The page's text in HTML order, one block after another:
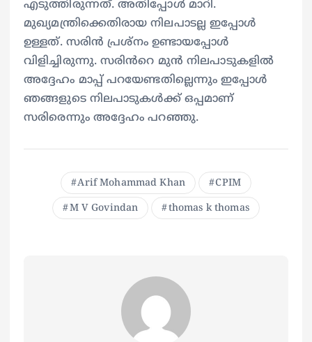
എടുത്തിരുന്നത്. അതിപ്പോൾ മാറി.
മുഖ്യമന്ത്രിക്കെതിരായ നിലപാടല്ല ഇപ്പോൾ
ഉള്ളത്. സരിൻ പ്രശ്നം ഉണ്ടായപ്പോൾ
വിളിച്ചിരുന്നു. സരിൻറെ മുൻ നിലപാടുകളിൽ
അദ്ദേഹം മാപ്പ് പറയേണ്ടതില്ലെന്നും ഇപ്പോൾ
ഞങ്ങളുടെ നിലപാടുകൾക്ക് ഒപ്പമാണ്
സരിരെന്നും അദ്ദേഹം പറഞ്ഞു.
Arif Mohammad Khan CPIM
M V Govindan thomas k thomas